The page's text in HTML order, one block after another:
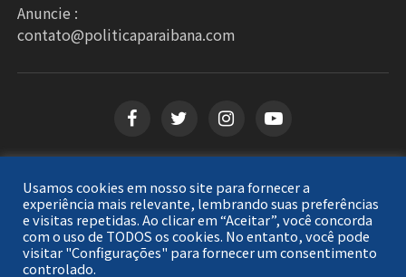
Anuncie :
contato@politicaparaibana.com
Copyright © 2026Política Paraibana. Todos os
direitos reservados.
Usamos cookies em nosso site para fornecer a
experiência mais relevante, lembrando suas preferências
e visitas repetidas. Ao clicar em “Aceitar”, você concorda
com o uso de TODOS os cookies. No entanto, você pode
visitar "Configurações" para fornecer um consentimento
controlado.